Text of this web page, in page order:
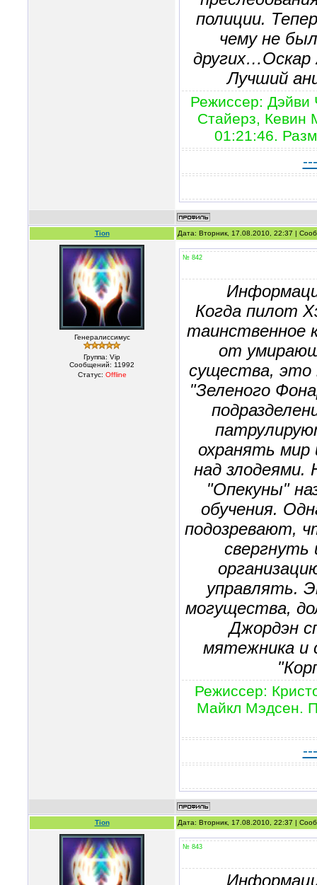
полиции.
чему не
других…Оскар
Лучший
Режиссер: Дэйви
Стайерз, Кевин
01:21:46.
Tion Дата: Вторник, 17.08.2010, 22:37 |
Генералиссимус
Группа: Vip
Сообщений: 11992
Статус: Offline
№ 842
Когда пилот
таинственное
от
существа, это
"Зеленого
охранять мир
над злодеями.
"Опекуны"
обучения.
подозревают,
свергнуть
управлять.
могущества,
Джордэн
мятежника и
Режиссер:
Майкл Мэдсен.
Tion Дата: Вторник, 17.08.2010, 22:37 |
№ 843